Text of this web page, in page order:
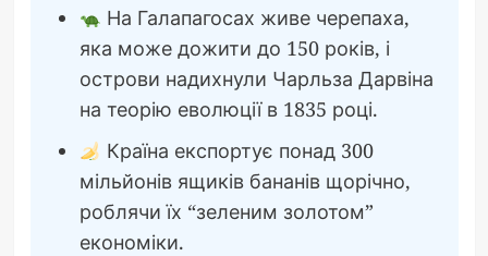
На Галапагосах живе черепаха,
яка може дожити до 150 років, і
острови надихнули Чарльза Дарвіна
на теорію еволюції в 1835 році.
Країна експортує понад 300
мільйонів ящиків бананів щорічно,
роблячи їх “зеленим золотом”
економіки.